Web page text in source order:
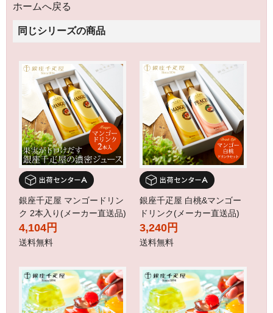
ホームへ戻る
同じシリーズの商品
銀座千疋屋 マンゴードリン
ク 2本入り(メーカー直送品)
4,104円
送料無料
銀座千疋屋 白桃&マンゴー
ドリンク(メーカー直送品)
3,240円
送料無料